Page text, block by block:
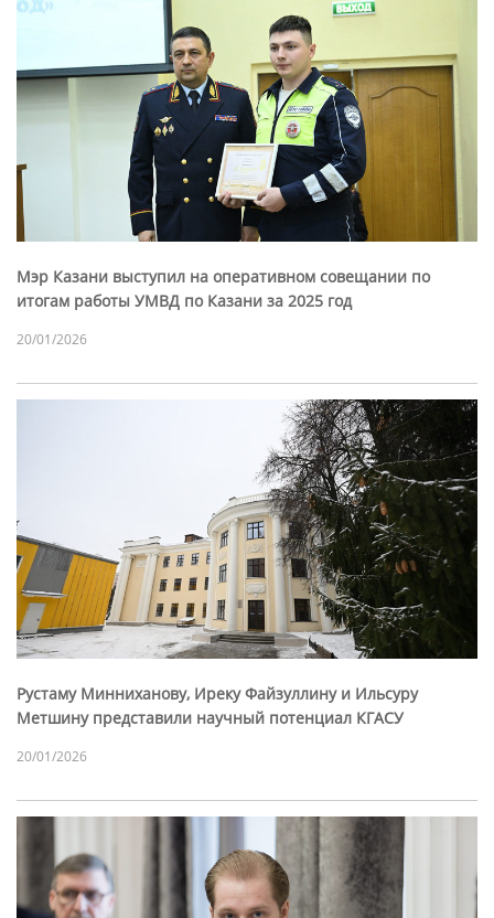
Мэр Казани выступил на оперативном совещании по
итогам работы УМВД по Казани за 2025 год
20/01/2026
Рустаму Минниханову, Иреку Файзуллину и Ильсуру
Метшину представили научный потенциал КГАСУ
20/01/2026